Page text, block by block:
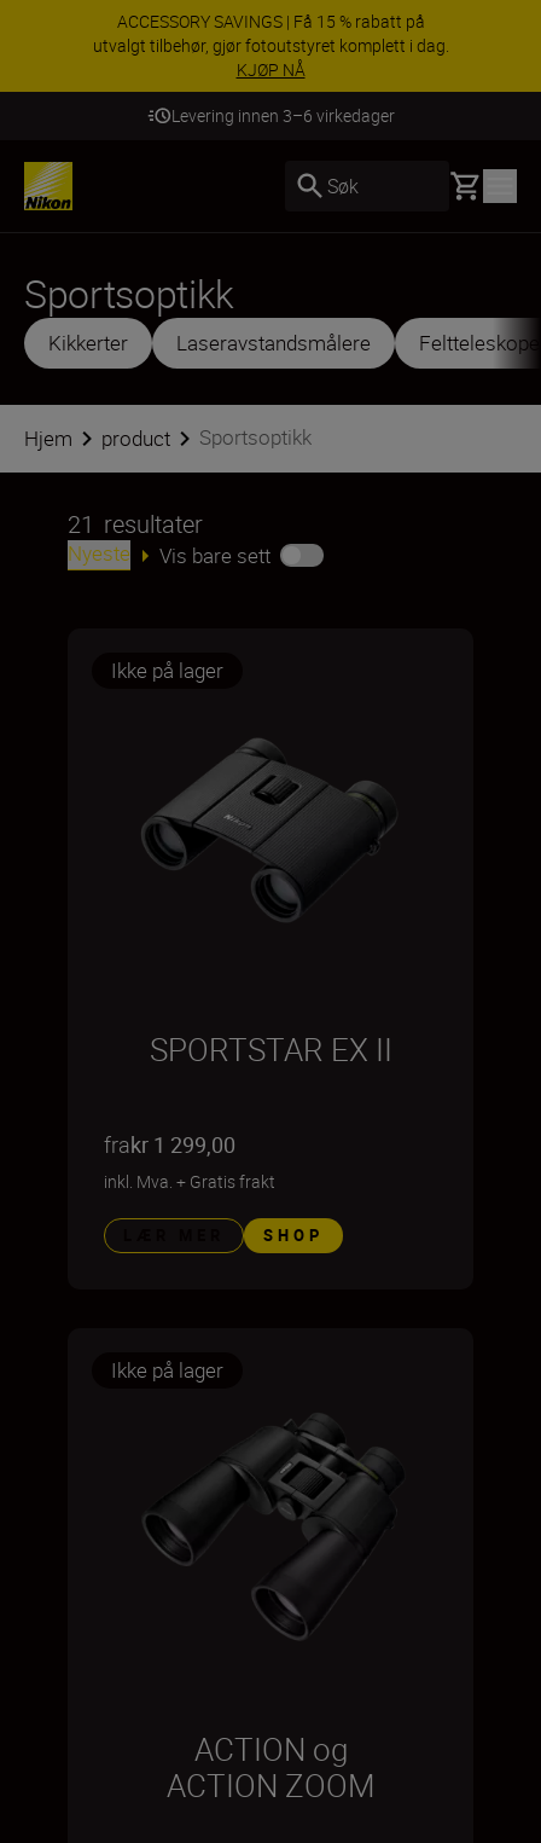
ACCESSORY SAVINGS | Få 15 % rabatt på
utvalgt tilbehør, gjør fotoutstyret komplett i dag.
KJØP NÅ
Levering innen 3–6 virkedager
Søk Basket
Sportsoptikk
Kikkerter Laseravstandsmålere
Hjem product Sportsoptikk
21 resultater
Nyeste Vis bare sett
Ikke på lager
SPORTSTAR EX II
frakr 1 299,00
inkl. Mva. + Gratis frakt
SHOP
Ikke på lager
ACTION og
ACTION ZOOM